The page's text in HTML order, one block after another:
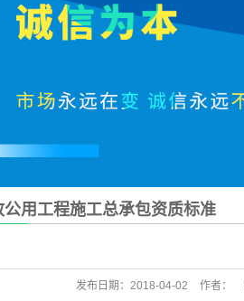
公用工程施工总承包资质标准
发布日期： 2018-04-02 作者：